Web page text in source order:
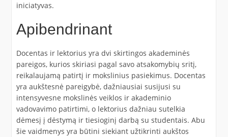
iniciatyvas.
Apibendrinant
Docentas ir lektorius yra dvi skirtingos akademinės
pareigos, kurios skiriasi pagal savo atsakomybių sritį,
reikalaujamą patirtį ir mokslinius pasiekimus. Docentas
yra aukštesnė pareigybė, dažniausiai susijusi su
intensyvesne mokslinės veiklos ir akademinio
vadovavimo patirtimi, o lektorius dažniau sutelkia
dėmesį į dėstymą ir tiesioginį darbą su studentais. Abu
šie vaidmenys yra būtini siekiant užtikrinti aukštos